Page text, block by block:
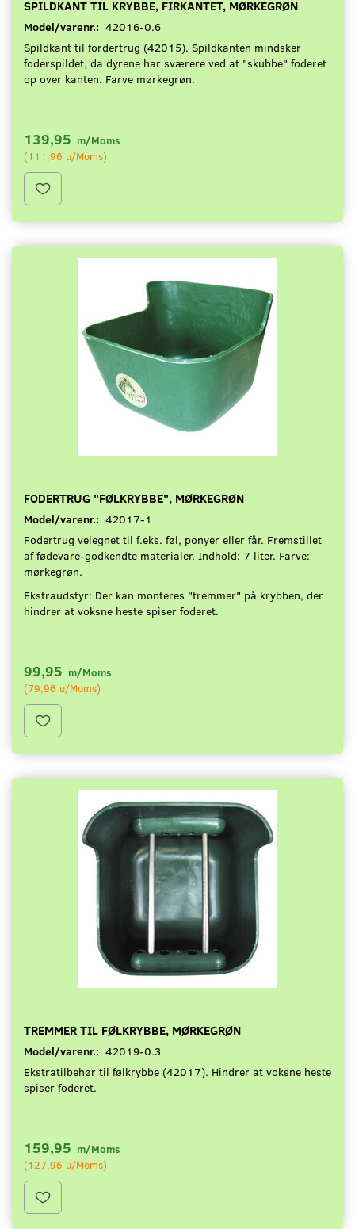
SPILDKANT TIL KRYBBE, FIRKANTET, MØRKEGRØN
Model/varenr.: 42016-0.6
Spildkant til fordertrug (42015). Spildkanten mindsker
foderspildet, da dyrene har sværere ved at "skubbe" foderet
op over kanten. Farve mørkegrøn.
139,95 m/Moms
(111,96 u/Moms)
FODERTRUG "FØLKRYBBE", MØRKEGRØN
Model/varenr.: 42017-1
Fodertrug velegnet til f.eks. føl, ponyer eller får. Fremstillet
af fødevare-godkendte materialer. Indhold: 7 liter. Farve:
mørkegrøn.
Ekstraudstyr: Der kan monteres "tremmer" på krybben, der
hindrer at voksne heste spiser foderet.
99,95 m/Moms
(79,96 u/Moms)
TREMMER TIL FØLKRYBBE, MØRKEGRØN
Model/varenr.: 42019-0.3
Ekstratilbehør til følkrybbe (42017). Hindrer at voksne heste
spiser foderet.
159,95 m/Moms
(127,96 u/Moms)